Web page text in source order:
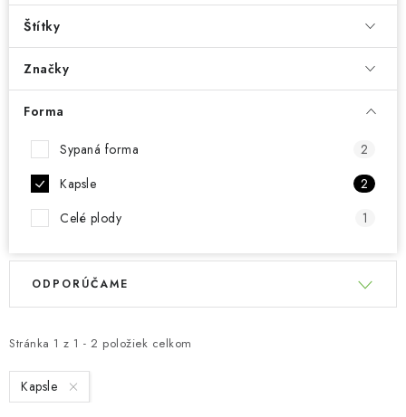
Štítky
Značky
Forma
Sypaná forma
2
Kapsle
2
Celé plody
1
V
i
s
p
Stránka 1 z 1 - 2 položiek celkom
R
e
n
i
ODPORÚČAME
Kapsle